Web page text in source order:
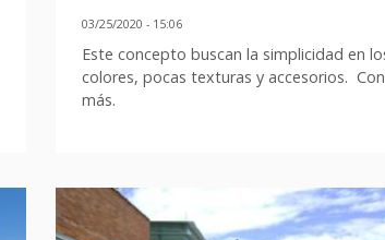
03/25/2020 - 15:06
Este concepto buscan la simplicidad en
colores, pocas texturas y accesorios.
más.